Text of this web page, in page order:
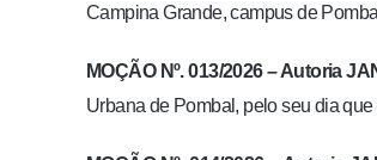
Campina Grande, campus de
MOÇÃO Nº. 013/2026 –Autoria
Urbana de Pombal, pelo seu dia